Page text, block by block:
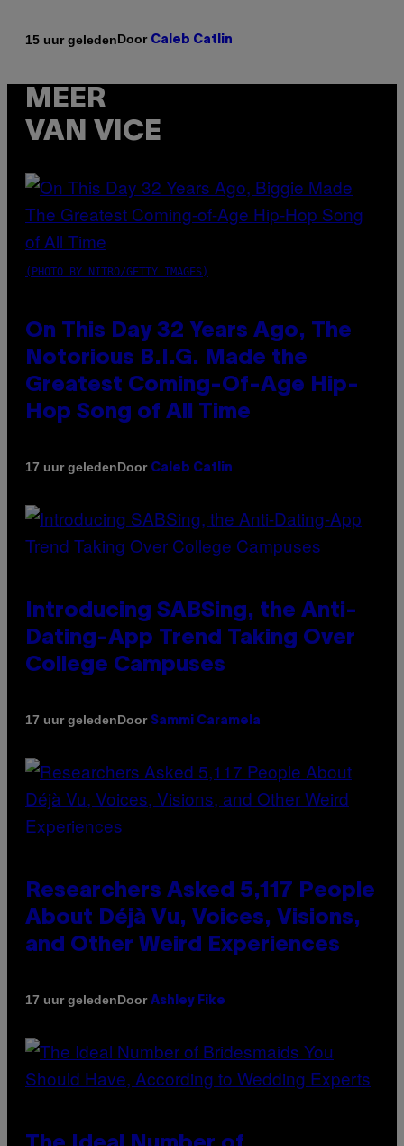
15 uur geledenDoor Caleb Catlin
MEER
VAN VICE
(PHOTO BY NITRO/GETTY IMAGES)
On This Day 32 Years Ago, The
Notorious B.I.G. Made the
Greatest Coming-Of-Age Hip-
Hop Song of All Time
17 uur geledenDoor Caleb Catlin
Introducing SABSing, the Anti-
Dating-App Trend Taking Over
College Campuses
17 uur geledenDoor Sammi Caramela
Researchers Asked 5,117 People
About Déjà Vu, Voices, Visions,
and Other Weird Experiences
17 uur geledenDoor Ashley Fike